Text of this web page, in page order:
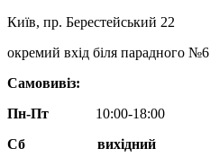
Київ, пр. Берестейський 22
окремий вхід біля парадного №6
Самовивіз:
Пн-Пт
10:00-18:00
Сб
вихідний